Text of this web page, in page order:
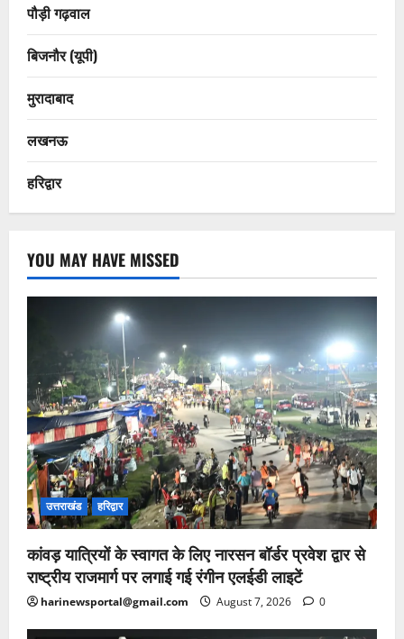
पौड़ी गढ़वाल
बिजनौर (यूपी)
मुरादाबाद
लखनऊ
हरिद्वार
YOU MAY HAVE MISSED
उत्तराखंड हरिद्वार
कांवड़ यात्रियों के स्वागत के लिए नारसन बॉर्डर प्रवेश द्वार से
राष्ट्रीय राजमार्ग पर लगाई गई रंगीन एलईडी लाइटें
harinewsportal@gmail.com August 7, 2026 0